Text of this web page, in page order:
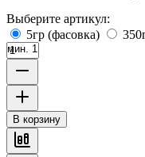
Выберите артикул:
5гр (фасовка)
мин. 1
В корзину